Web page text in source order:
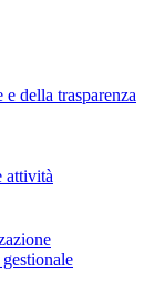
della trasparenza
attività